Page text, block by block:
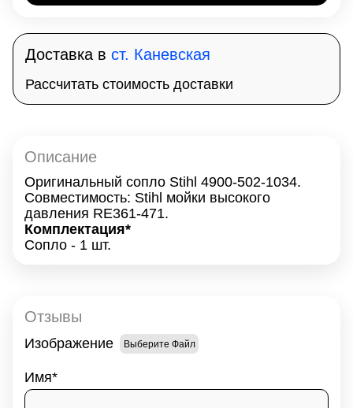
Доставка в ст. Каневская
Рассчитать стоимость доставки
Описание
Оригинальный сопло Stihl 4900-502-1034.
Совместимость: Stihl мойки высокого
давления RE361-471.
Комплектация*
Сопло - 1 шт.
Отзывы
Изображение Выберите Файл
Имя